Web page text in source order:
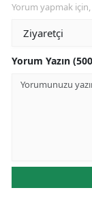
Yorum yapmak
Yorum Yazın